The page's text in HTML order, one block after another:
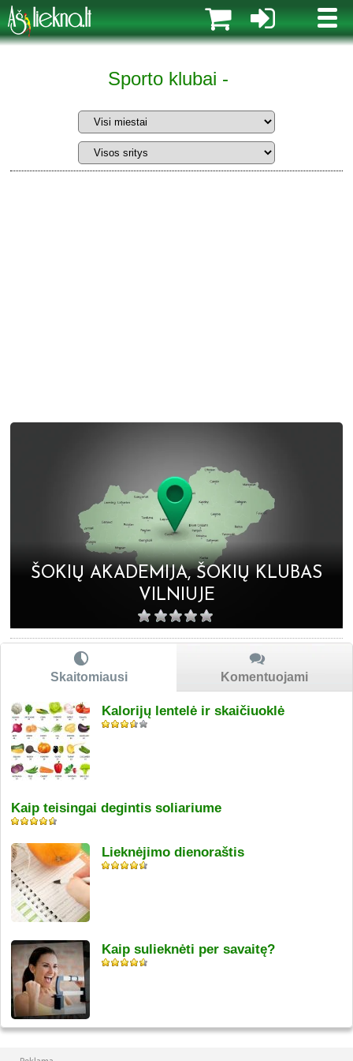
MENIU
Sporto klubai -
ŠOKIŲ AKADEMIJA, ŠOKIŲ KLUBAS
VILNIUJE
Skaitomiausi Komentuojami
Kalorijų lentelė ir skaičiuoklė
Kaip teisingai degintis soliariume
Lieknėjimo dienoraštis
Kaip sulieknėti per savaitę?